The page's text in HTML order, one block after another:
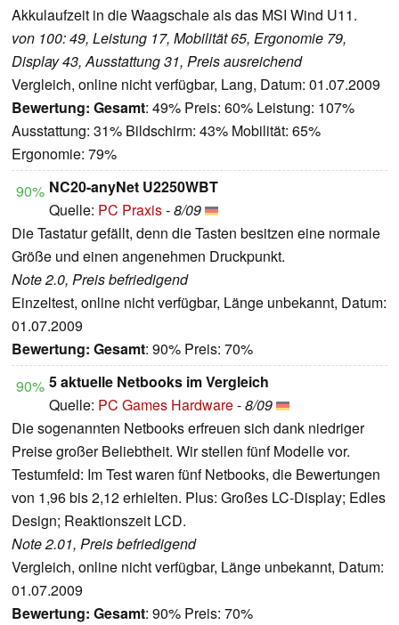
Akkulaufzeit in die Waagschale als das MSI Wind U11.
von 100: 49, Leistung 17, Mobilität 65, Ergonomie 79,
Display 43, Ausstattung 31, Preis ausreichend
Vergleich, online nicht verfügbar, Lang, Datum: 01.07.2009
Bewertung: Gesamt: 49% Preis: 60% Leistung: 107%
Ausstattung: 31% Bildschirm: 43% Mobilität: 65%
Ergonomie: 79%
90% NC20-anyNet U2250WBT
Quelle: PC Praxis-8/09
Die Tastatur gefällt, denn die Tasten besitzen eine normale
Größe und einen angenehmen Druckpunkt.
Note 2.0, Preis befriedigend
Einzeltest, online nicht verfügbar, Länge unbekannt, Datum:
01.07.2009
Bewertung: Gesamt: 90% Preis: 70%
90% 5 aktuelle Netbooks im Vergleich
Quelle: PC Games Hardware-8/09
Die sogenannten Netbooks erfreuen sich dank niedriger
Preise großer Beliebtheit. Wir stellen fünf Modelle vor.
Testumfeld: Im Test waren fünf Netbooks, die Bewertungen
von 1,96 bis 2,12 erhielten. Plus: Großes LC-Display; Edles
Design; Reaktionszeit LCD.
Note 2.01, Preis befriedigend
Vergleich, online nicht verfügbar, Länge unbekannt, Datum:
01.07.2009
Bewertung: Gesamt: 90% Preis: 70%